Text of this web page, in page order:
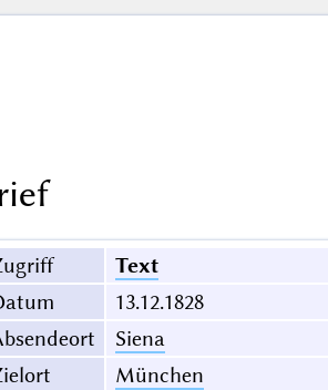
Text
13.12.1828
Siena
München